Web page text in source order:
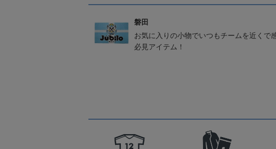
磐田
お気に入りの小物でいつもチームを近くで
必見アイテム！